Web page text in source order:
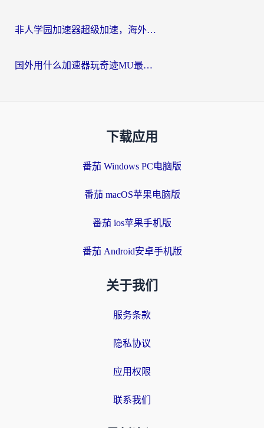
非人学园加速器超级加速，海外玩家重返国服的通行证
国外用什么加速器玩奇迹MU最好？2026海外玩家国服游戏加速全攻略
下载应用
番茄 Windows PC电脑版
番茄 macOS苹果电脑版
番茄 ios苹果手机版
番茄 Android安卓手机版
关于我们
服务条款
隐私协议
应用权限
联系我们